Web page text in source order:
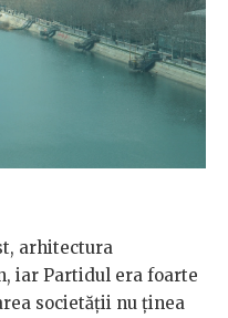
arhitectura
iar Partidul era foarte
societății nu ținea